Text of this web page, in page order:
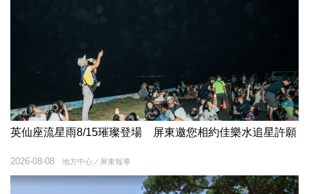
英仙座流星雨8/15璀璨登場 屏東邀您相約佳樂水追星許願
地方中心／屏東報導
2026-08-08